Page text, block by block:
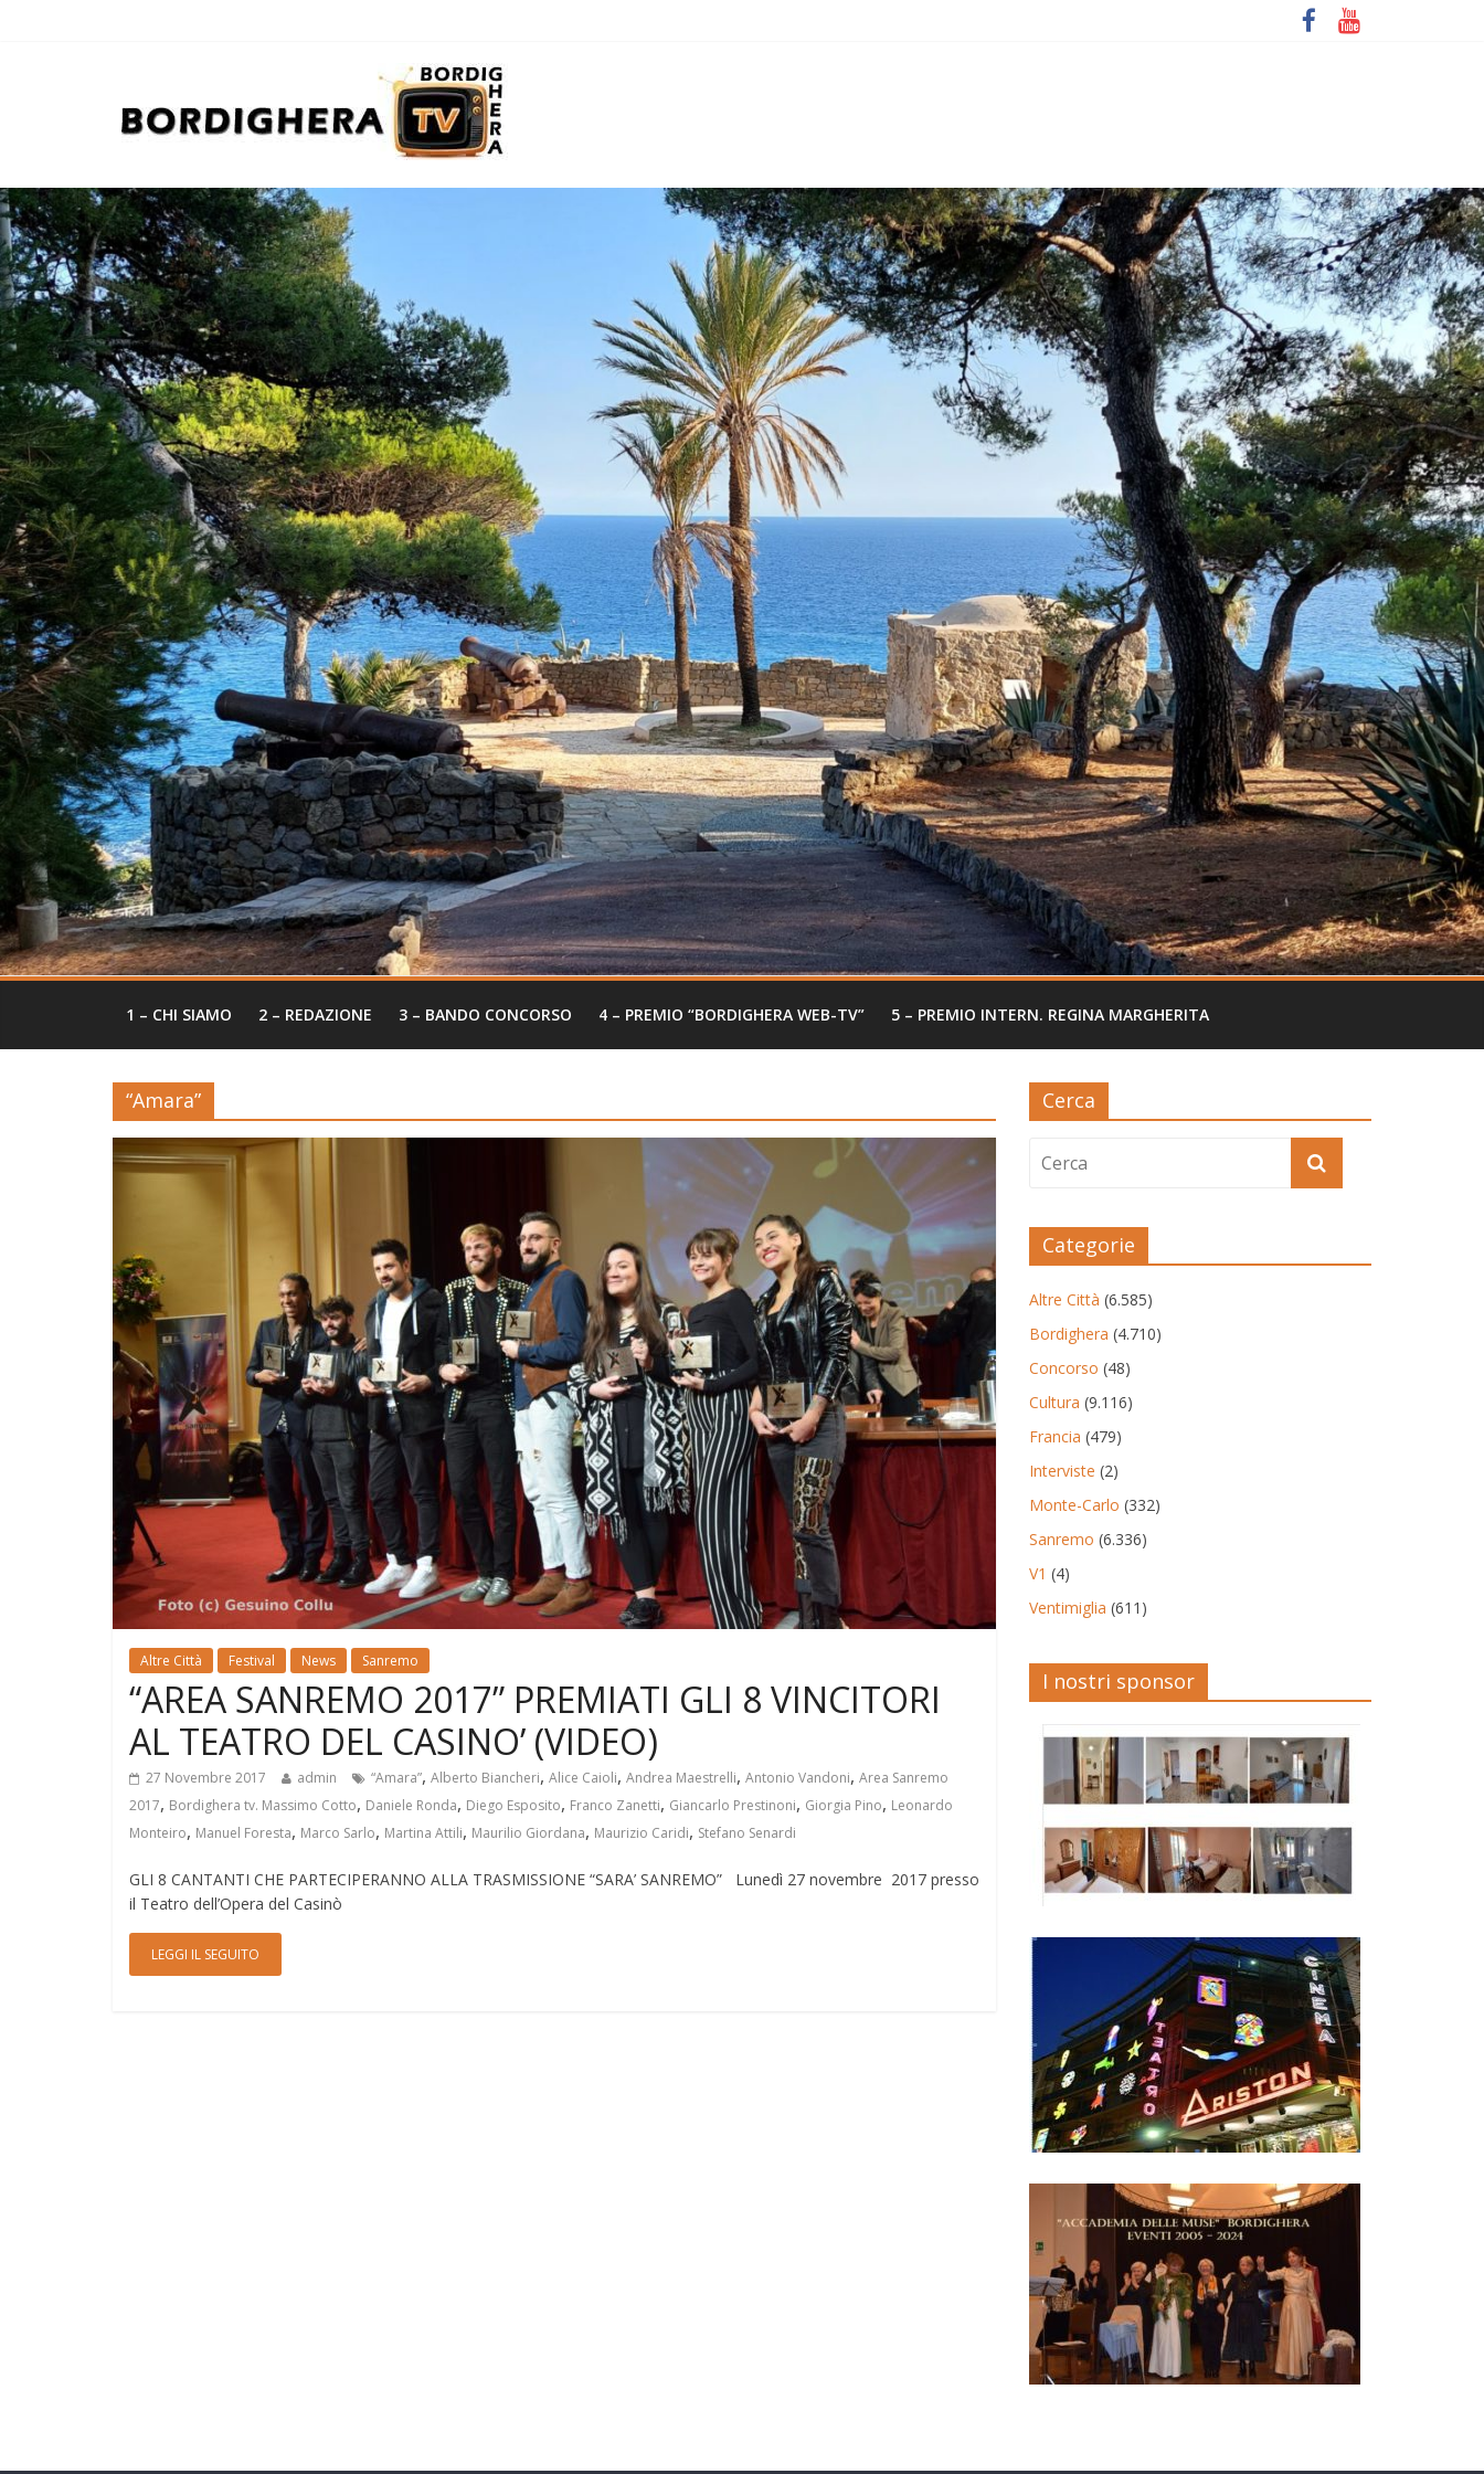
1 – CHI SIAMO 2 – REDAZIONE 3 – BANDO CONCORSO 4 – PREMIO “BORDIGHERA WEB-TV” 5 – PREMIO INTERN. REGINA MARGHERITA
“Amara”
Altre Città Festival News Sanremo
“AREA SANREMO 2017” PREMIATI GLI 8 VINCITORI
AL TEATRO DEL CASINO’ (VIDEO)
27 Novembre 2017 admin “Amara”, Alberto Biancheri, Alice Caioli, Andrea Maestrelli, Antonio Vandoni, Area Sanremo
2017, Bordighera tv. Massimo Cotto, Daniele Ronda, Diego Esposito, Franco Zanetti, Giancarlo Prestinoni, Giorgia Pino, Leonardo
Monteiro, Manuel Foresta, Marco Sarlo, Martina Attili, Maurilio Giordana, Maurizio Caridi, Stefano Senardi
GLI 8 CANTANTI CHE PARTECIPERANNO ALLA TRASMISSIONE “SARA’ SANREMO” Lunedì 27 novembre 2017 presso
il Teatro dell’Opera del Casinò
LEGGI IL SEGUITO
Cerca
Categorie
Altre Città (6.585)
Bordighera (4.710)
Concorso (48)
Cultura (9.116)
Francia (479)
Interviste (2)
Monte-Carlo (332)
Sanremo (6.336)
V1 (4)
Ventimiglia (611)
I nostri sponsor